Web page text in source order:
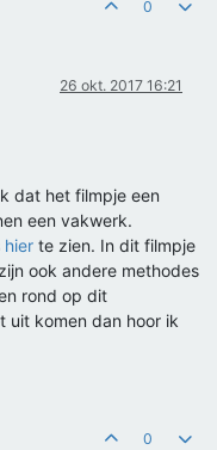
0
26 okt. 2017 16:21
dat het filmpje een
een vakwerk.
hier te zien. In dit filmpje
ook andere methodes
rond op dit
uit komen dan hoor ik
0